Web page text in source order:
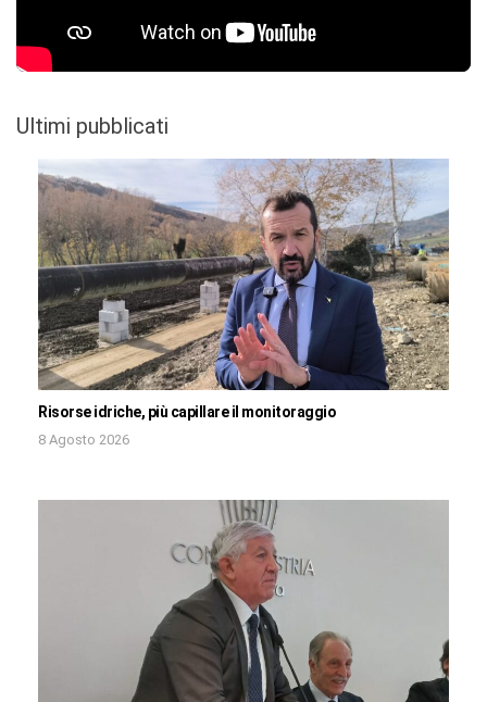
Ultimi pubblicati
Risorse idriche, più capillare il monitoraggio
8 Agosto 2026